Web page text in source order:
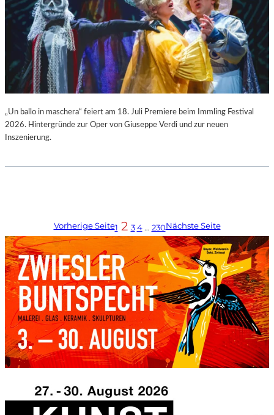
„Un ballo in maschera“ feiert am 18. Juli Premiere beim Immling Festival
2026. Hintergründe zur Oper von Giuseppe Verdi und zur neuen
Inszenierung.
Vorherige Seite1 2 3 4 … 230Nächste Seite